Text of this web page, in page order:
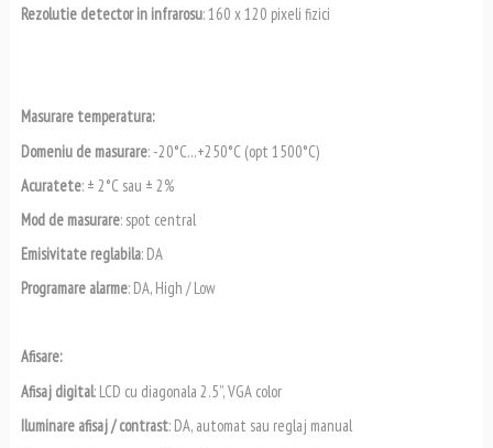
Rezolutie detector in infrarosu: 160 x 120 pixeli fizici
Masurare temperatura:
Domeniu de masurare: -20°C…+250°C (opt 1500°C)
Acuratete: ± 2°C sau ± 2%
Mod de masurare: spot central
Emisivitate reglabila: DA
Programare alarme: DA, High / Low
Afisare:
Afisaj digital: LCD cu diagonala 2.5”, VGA color
Iluminare afisaj / contrast: DA, automat sau reglaj manual